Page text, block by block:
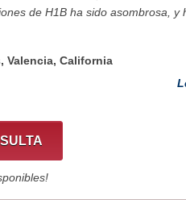
de H1B ha sido asombrosa, y
Valencia, California